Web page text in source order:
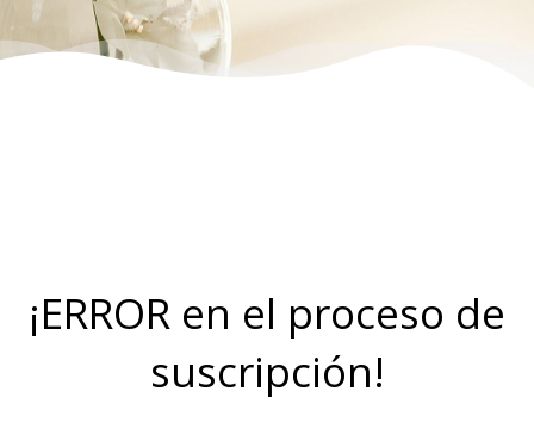
¡ERROR en el proceso de
suscripción!